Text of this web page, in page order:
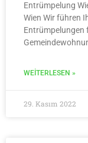
Entrümpelung
Wien Wir führen
Entrümpelungen
WEITERLESEN »
29. Kasım 2022